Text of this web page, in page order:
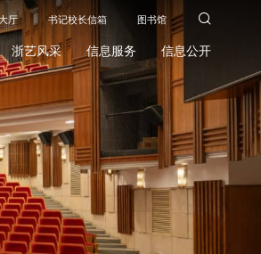
厅 书记校长信箱 图书馆
浙艺风采 信息服务
浙艺校历
招标采购
信息公开